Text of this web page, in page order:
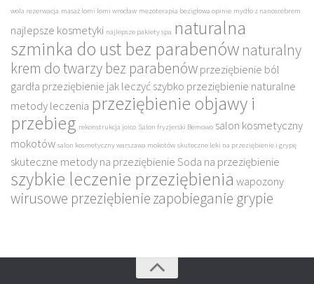
wola rezerwacja masaż lomi lomi wrocław mezoterapia bezigłowa opinie mydło z nanosrebrem
najlepsze kosmetyki najlepsze pakiety spa naturalna
szminka do ust bez parabenów naturalny
krem do twarzy bez parabenówprzeziębienie ból
gardła przeziębienie jak leczyć szybko przeziębienie naturalne
metody leczenia przeziębienie objawy i
przebieg rekonstrukcja joico Salon fryzjerski Bemowo salon kosmetyczny
mokotów salon kosmetyczny warszawa mokotów skuteczne leki na przeziębienie i grypę
skuteczne metody na przeziębienieSoda na przeziębienie
szybkie leczenie przeziębienia wapozony
wirusowe przeziębieniezapobieganie grypie